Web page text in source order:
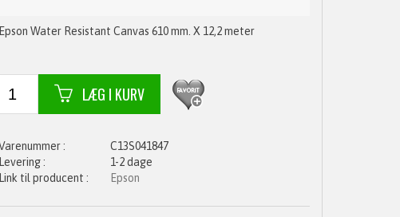
Epson Water Resistant Canvas 610 mm. X 12,2 meter
C13S041847
1-2 dage
Epson